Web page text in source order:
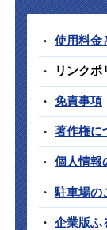
使用料金
リンクポ
免責事項
著作権に
個人情報
駐車場の
企業版ふ